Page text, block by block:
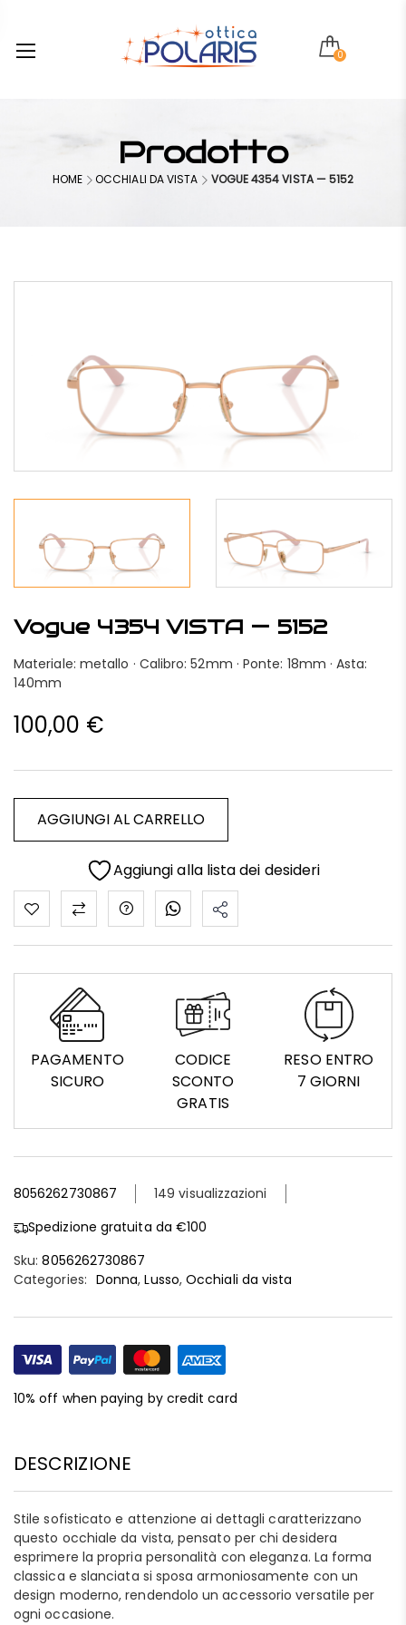
0
Prodotto
HOME OCCHIALI DA VISTA VOGUE 4354 VISTA — 5152
Vogue 4354 VISTA — 5152
Materiale: metallo · Calibro: 52mm · Ponte: 18mm · Asta:
140mm
100,00 €
AGGIUNGI AL CARRELLO
Aggiungi alla lista dei desideri
PAGAMENTO
SICURO
CODICE
SCONTO
GRATIS
RESO ENTRO
7 GIORNI
8056262730867
149 visualizzazioni
Spedizione gratuita da €100
Sku: 8056262730867
Categories: Donna,Lusso,Occhiali da vista
10% off when paying by credit card
DESCRIZIONE
Stile sofisticato e attenzione ai dettagli caratterizzano
questo occhiale da vista, pensato per chi desidera
esprimere la propria personalità con eleganza. La forma
classica e slanciata si sposa armoniosamente con un
design moderno, rendendolo un accessorio versatile per
ogni occasione.